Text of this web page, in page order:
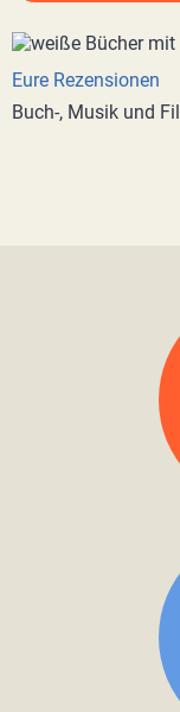
Eure Rezensionen
Buch-, Musik und